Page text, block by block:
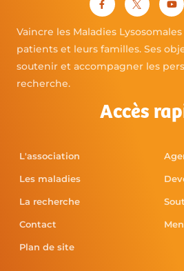
Vaincre les Maladies
patients et leurs familles. Ses
soutenir et accompagner les
recherche.
Accès
L'association
Les maladies
La recherche
Contact
Plan de site